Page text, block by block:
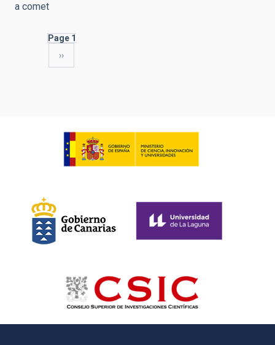
a comet
Pagination
Page 1
Next
››